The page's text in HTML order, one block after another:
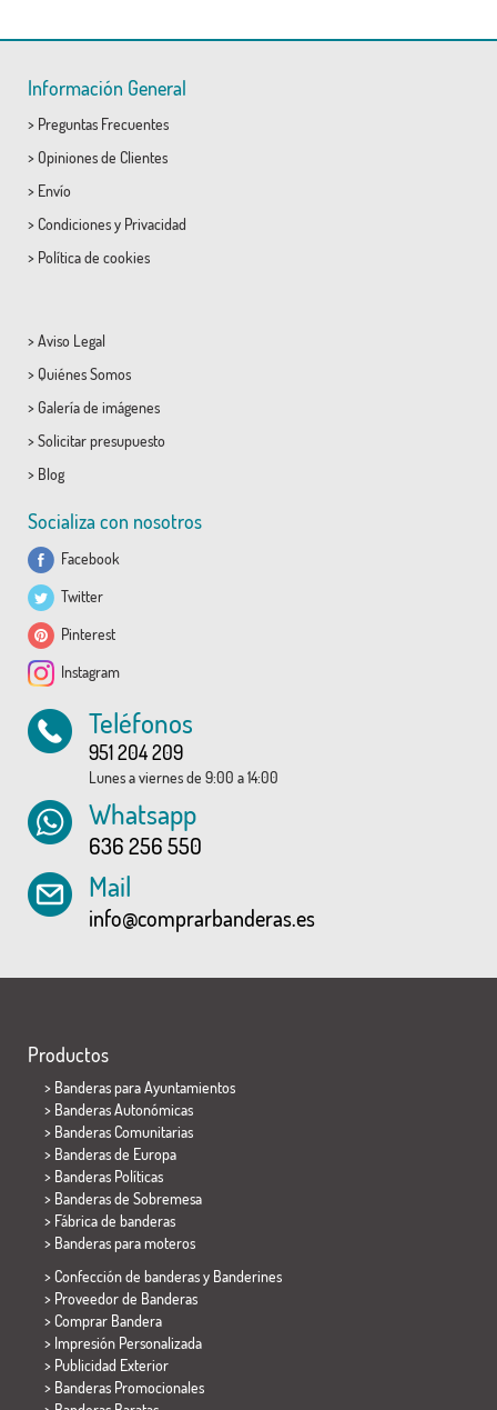
Información General
> Preguntas Frecuentes
> Opiniones de Clientes
> Envío
> Condicionesy Privacidad
> Política de cookies
> Aviso Legal
> Quiénes Somos
> Galería de imágenes
> Solicitar presupuesto
> Blog
Socializa con nosotros
Facebook
Twitter
Pinterest
Instagram
Teléfonos
951 204 209
Lunes a viernes de 9:00 a 14:00
Whatsapp
636 256 550
Mail
info@comprarbanderas.es
Productos
> Banderas para Ayuntamientos
> Banderas Autonómicas
> Banderas Comunitarias
> Banderas de Europa
> Banderas Políticas
> Banderas de Sobremesa
> Fábrica de banderas
> Banderas para moteros
> Confección de banderas y Banderines
> Proveedor de Banderas
> Comprar Bandera
> Impresión Personalizada
> Publicidad Exterior
> Banderas Promocionales